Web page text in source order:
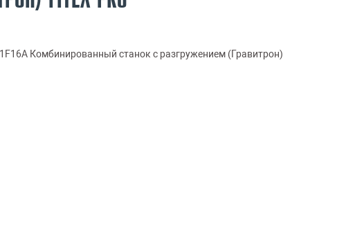
Комбинированный станок с разгружением (Гравитрон)